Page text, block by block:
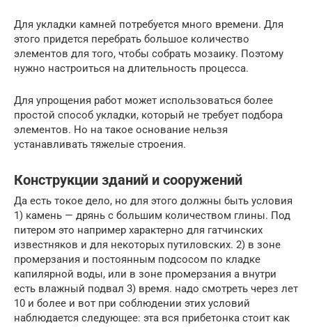
Для укладки камней потребуется много времени. Для
этого придется перебрать большое количество
элементов для того, чтобы собрать мозаику. Поэтому
нужно настроиться на длительность процесса.
Для упрощения работ может использоваться более
простой способ укладки, который не требует подбора
элементов. Но на такое основание нельзя
устанавливать тяжелые строения.
Конструкции зданий и сооружений
Да есть токое дело, но для этого должны быть условия
1) камень — дрянь с большим количеством глины. Под
питером это например характерно для гатчинских
известняков и для некоторых путиловских. 2) в зоне
промерзания и постоянным подсосом по кладке
капилярной воды, или в зоне промерзания а внутри
есть влажный подвал 3) время. надо смотреть через лет
10 и более и вот при соблюдении этих условий
наблюдается следующее: эта вся прибетонка стоит как